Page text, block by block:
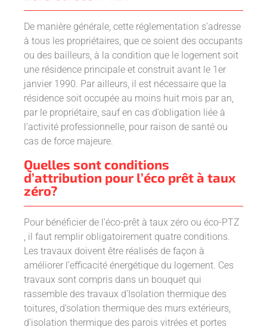
De manière générale, cette réglementation s’adresse
à tous les propriétaires, que ce soient des occupants
ou des bailleurs, à la condition que le logement soit
une résidence principale et construit avant le 1er
janvier 1990. Par ailleurs, il est nécessaire que la
résidence soit occupée au moins huit mois par an,
par le propriétaire, sauf en cas d’obligation liée à
l’activité professionnelle, pour raison de santé ou
cas de force majeure.
Quelles sont conditions
d’attribution pour l’éco prêt à taux
zéro?
Pour bénéficier de l’éco-prêt à taux zéro ou éco-PTZ
, il faut remplir obligatoirement quatre conditions.
Les travaux doivent être réalisés de façon à
améliorer l’efficacité énergétique du logement. Ces
travaux sont compris dans un bouquet qui
rassemble des travaux d’Isolation thermique des
toitures, d’solation thermique des murs extérieurs,
d’isolation thermique des parois vitrées et portes